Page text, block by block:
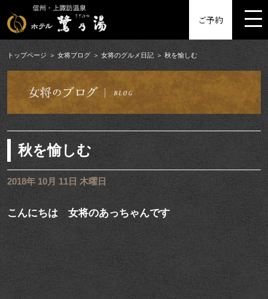
ご予約
トップページ 女将ブログ 女将のグルメ日記 秋を愉しむ
秋を愉しむ
2018年 10月 11日 木曜日
こんにちは 女将のあっちゃんです